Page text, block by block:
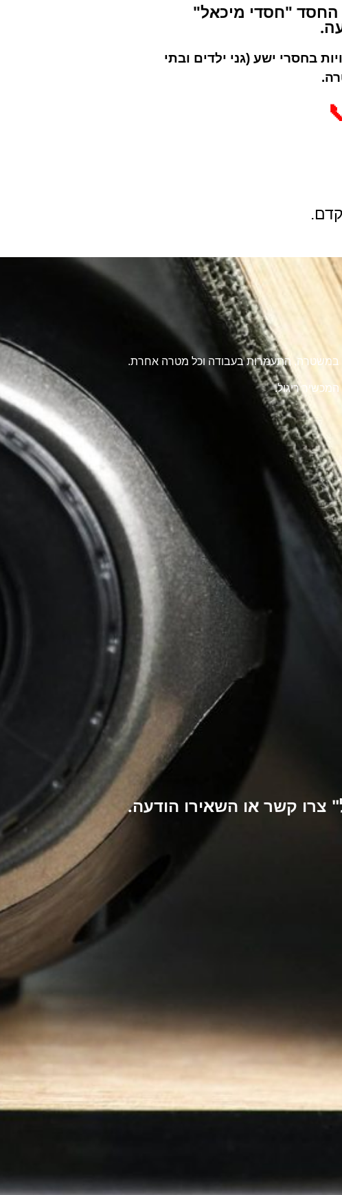
"חסדי מיכאל"
בחסרי ישע (גני ילדים ובתי
במשטרה, התעמרות בעבודה וכל מטרה אחרת.
ריגול.
קשר או השאירו הודעה.